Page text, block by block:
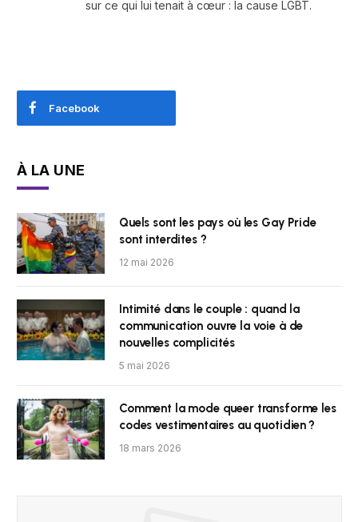
sur ce qui lui tenait à cœur : la cause LGBT.
Facebook
À LA UNE
Quels sont les pays où les Gay Pride
sont interdites ?
12 mai 2026
Intimité dans le couple : quand la
communication ouvre la voie à de
nouvelles complicités
5 mai 2026
Comment la mode queer transforme les
codes vestimentaires au quotidien ?
18 mars 2026